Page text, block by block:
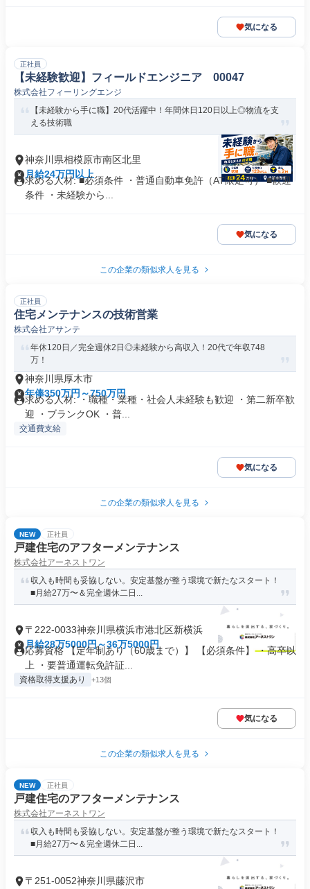
気になる
正社員
【未経験歓迎】フィールドエンジニア 00047
株式会社フィーリングエンジ
【未経験から手に職】20代活躍中！年間休日120日以上◎物流を支
える技術職
神奈川県相模原市南区北里
月給24万円以上
求める人材: ■必須条件 ・普通自動車免許（AT限定可） ■歓迎
条件 ・未経験から...
気になる
この企業の類似求人を見る
正社員
住宅メンテナンスの技術営業
株式会社アサンテ
年休120日／完全週休2日◎未経験から高収入！20代で年収748
万！
神奈川県厚木市
年俸350万円～750万円
求める人材: ・職種・業種・社会人未経験も歓迎 ・第二新卒歓
迎 ・ブランクOK ・普...
交通費支給
気になる
この企業の類似求人を見る
NEW 正社員
戸建住宅のアフターメンテナンス
株式会社アーネストワン
収入も時間も妥協しない。安定基盤が整う環境で新たなスタート！
■月給27万〜＆完全週休二日...
〒222-0033神奈川県横浜市港北区新横浜
月給28万5000円～36万5000円
応募資格 【定年制あり（60歳まで）】 【必須条件】 ・高卒以
上 ・要普通運転免許証...
資格取得支援あり +13個
気になる
この企業の類似求人を見る
NEW 正社員
戸建住宅のアフターメンテナンス
株式会社アーネストワン
収入も時間も妥協しない。安定基盤が整う環境で新たなスタート！
■月給27万〜＆完全週休二日...
〒251-0052神奈川県藤沢市